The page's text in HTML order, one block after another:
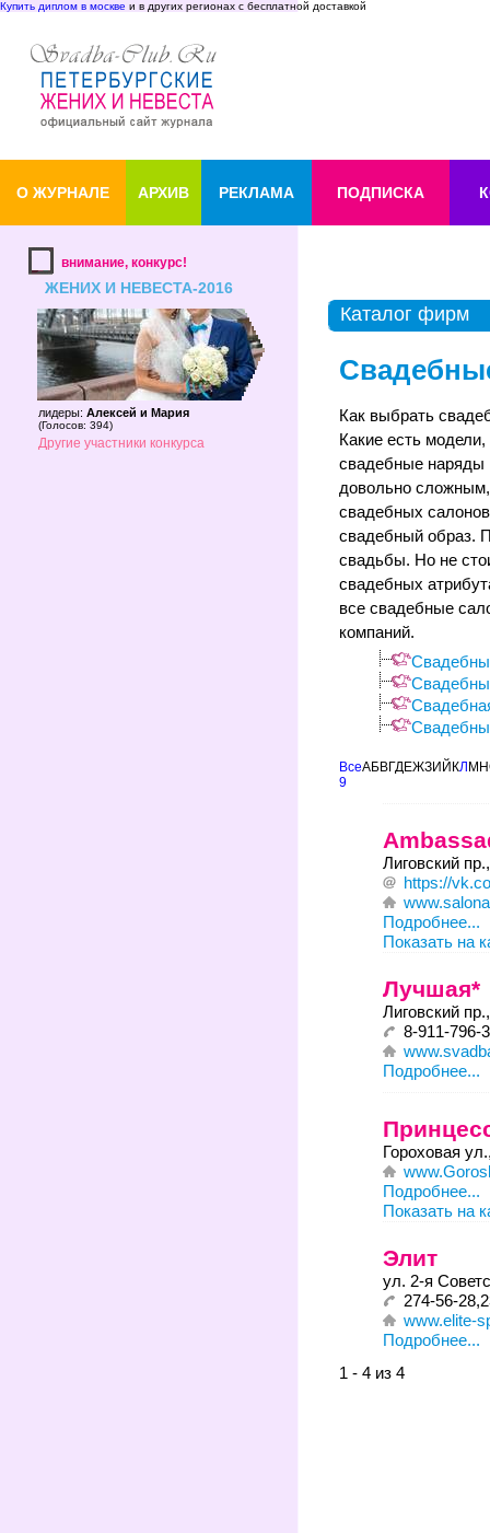
Купить диплом в москве и в других регионах с бесплатной доставкой
О ЖУРНАЛЕ АРХИВ РЕКЛАМА ПОДПИСКА
внимание, конкурс!
ЖЕНИХ И НЕВЕСТА-2016
лидеры: Алексей и Мария
(Голосов: 394)
Другие участники конкурса
Каталог фирм
Как выбрать
Какие есть
свадебные наряды
довольно
свадебных
свадебный образ.
свадьбы. Но не
свадебных
все свадебные
компаний.
ВсеАБВГДЕЖЗИ Й КЛ М Н
9
Лиговский
https://
Подробнее...
Показать на
Лучшая*
Лиговский
8-911-796-
Подробнее...
Гороховая
Подробнее...
Показать на
Элит
ул. 2-я
274-56-
www.elitе-
Подробнее...
1 - 4 из 4